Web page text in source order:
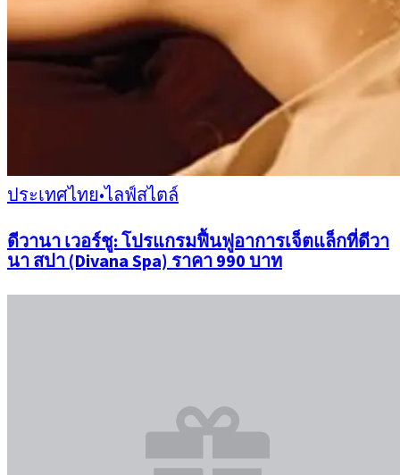
ประเทศไทย•ไลฟ์สไตล์
ดีวานา เวอร์ชู: โปรแกรมฟื้นฟูอาการเจ็ตแล็กที่ดีวา
นา สปา (Divana Spa) ราคา 990 บาท